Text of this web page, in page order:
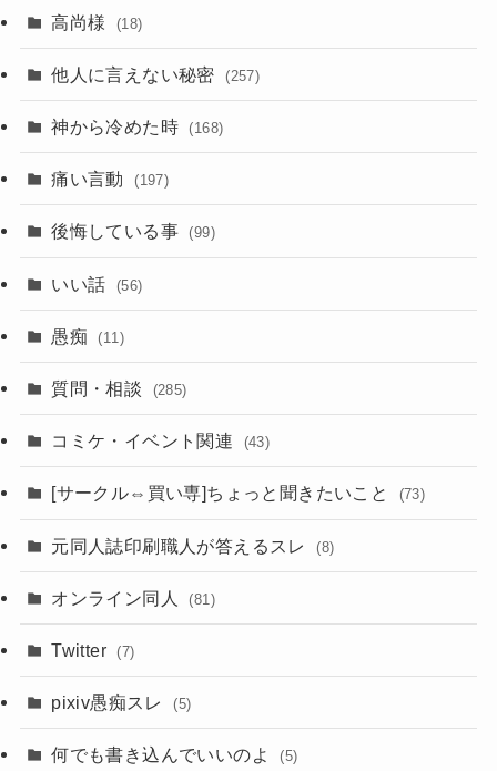
高尚様 (18)
他人に言えない秘密 (257)
神から冷めた時 (168)
痛い言動 (197)
後悔している事 (99)
いい話 (56)
愚痴 (11)
質問・相談 (285)
コミケ・イベント関連 (43)
[サークル⇔買い専]ちょっと聞きたいこと (73)
元同人誌印刷職人が答えるスレ (8)
オンライン同人 (81)
Twitter (7)
pixiv愚痴スレ (5)
何でも書き込んでいいのよ (5)